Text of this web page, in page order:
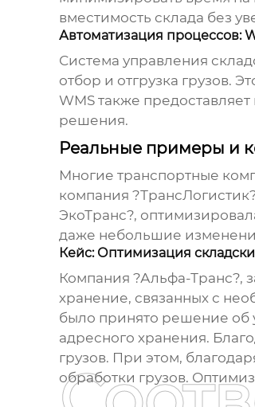
вместимость склада без
Автоматизация процессов:
Система управления
отбор и отгрузка грузов.
WMS также
решения.
Реальные примеры и
Многие транспортные
компания
ЭкоТранс?,
даже небольшие
Кейс: Оптимизация
Компания ?Альфа-Транс?,
хранение, связанных с
было принято решение об
адресного хранения.
грузов. При этом,
обработки грузов.